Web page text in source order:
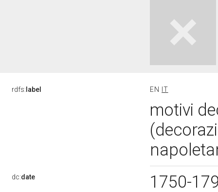
rdfs: label EN IT
motivi
dc:date 1750-